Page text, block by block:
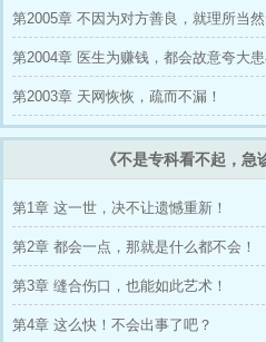
第2005章 不因为对方善良，就理所当然
第2004章 医生为赚钱，都会故意夸大患
第2003章 天网恢恢，疏而不漏！
《不是专科看不起，
第1章 这一世，决不让遗憾重新！
第2章 都会一点，那就是什么都不会！
第3章 缝合伤口，也能如此艺术！
第4章 这么快！不会出事了吧？